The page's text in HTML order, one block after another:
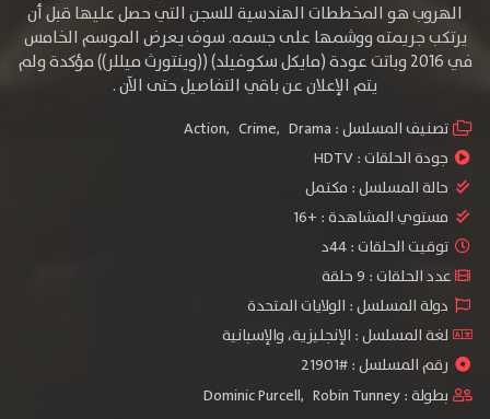
الهروب هو المخططات الهندسية للسجن التي حصل عليها قبل أن
يرتكب جريمته ووشمها على جسمه. سوف يعرض الموسم الخامس
في 2016 وباتت عودة (مايكل سكوفيلد) ((وينتورث ميللر)) مؤكدة ولم
يتم الإعلان عن باقي التفاصيل حتى الآن .
تصنيف المسلسل : Action, Crime, Drama
جودة الحلقات :HDTV
حالة المسلسل : مكتمل
مستوي المشاهدة : +16
توقيت الحلقات : 44د
عدد الحلقات : 9 حلقة
دولة المسلسل : الولايات المتحدة
لغة المسلسل : الإنجليزية، والإسبانية
رقم المسلسل : #21901
بطولة :
Dominic Purcell, Robin Tunney